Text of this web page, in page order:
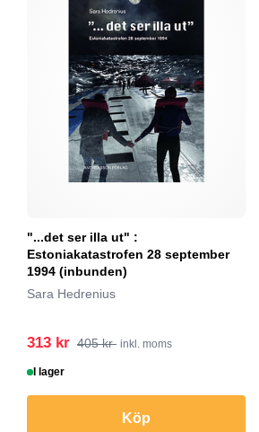
"...det ser illa ut" :
Estoniakatastrofen 28 september
1994 (inbunden)
Sara Hedrenius
313 kr 405 kr inkl. moms
I lager
Köp